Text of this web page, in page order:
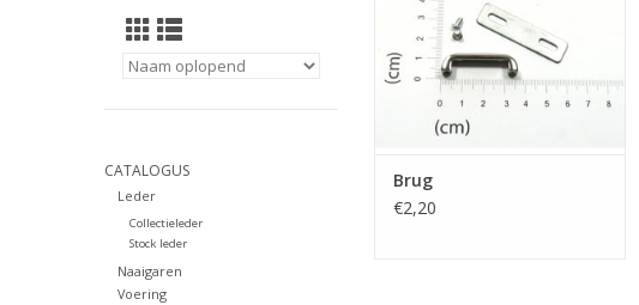
CATALOGUS
Leder
Collectieleder
Stock leder
Naaigaren
Voering
Brug
€2,20